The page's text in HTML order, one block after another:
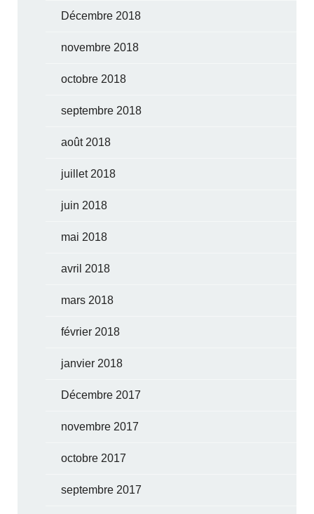
Décembre 2018
novembre 2018
octobre 2018
septembre 2018
août 2018
juillet 2018
juin 2018
mai 2018
avril 2018
mars 2018
février 2018
janvier 2018
Décembre 2017
novembre 2017
octobre 2017
septembre 2017